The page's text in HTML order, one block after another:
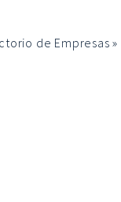
de Empresas »